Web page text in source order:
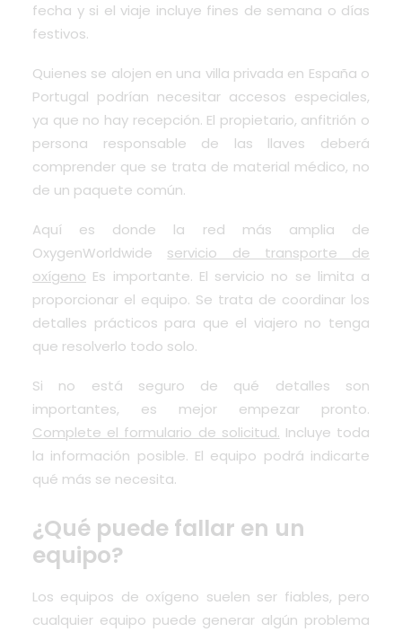
fecha y si el viaje incluye fines de semana o días
festivos.
Quienes se alojen en una villa privada en España o
Portugal podrían necesitar accesos especiales,
ya que no hay recepción. El propietario, anfitrión o
persona responsable de las llaves deberá
comprender que se trata de material médico, no
de un paquete común.
Aquí es donde la red más amplia de
OxygenWorldwide servicio de transporte de
oxígeno Es importante. El servicio no se limita a
proporcionar el equipo. Se trata de coordinar los
detalles prácticos para que el viajero no tenga
que resolverlo todo solo.
Si no está seguro de qué detalles son
importantes, es mejor empezar pronto.
Complete el formulario de solicitud. Incluye toda
la información posible. El equipo podrá indicarte
qué más se necesita.
¿Qué puede fallar en un
equipo?
Los equipos de oxígeno suelen ser fiables, pero
cualquier equipo puede generar algún problema